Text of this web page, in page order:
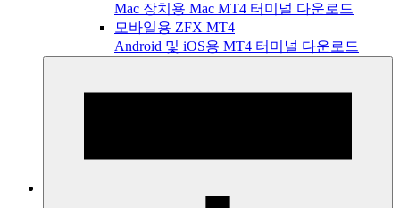
Mac 장치용 Mac MT4 터미널 다운로드
모바일용 ZFX MT4
Android 및 iOS용 MT4 터미널 다운로드